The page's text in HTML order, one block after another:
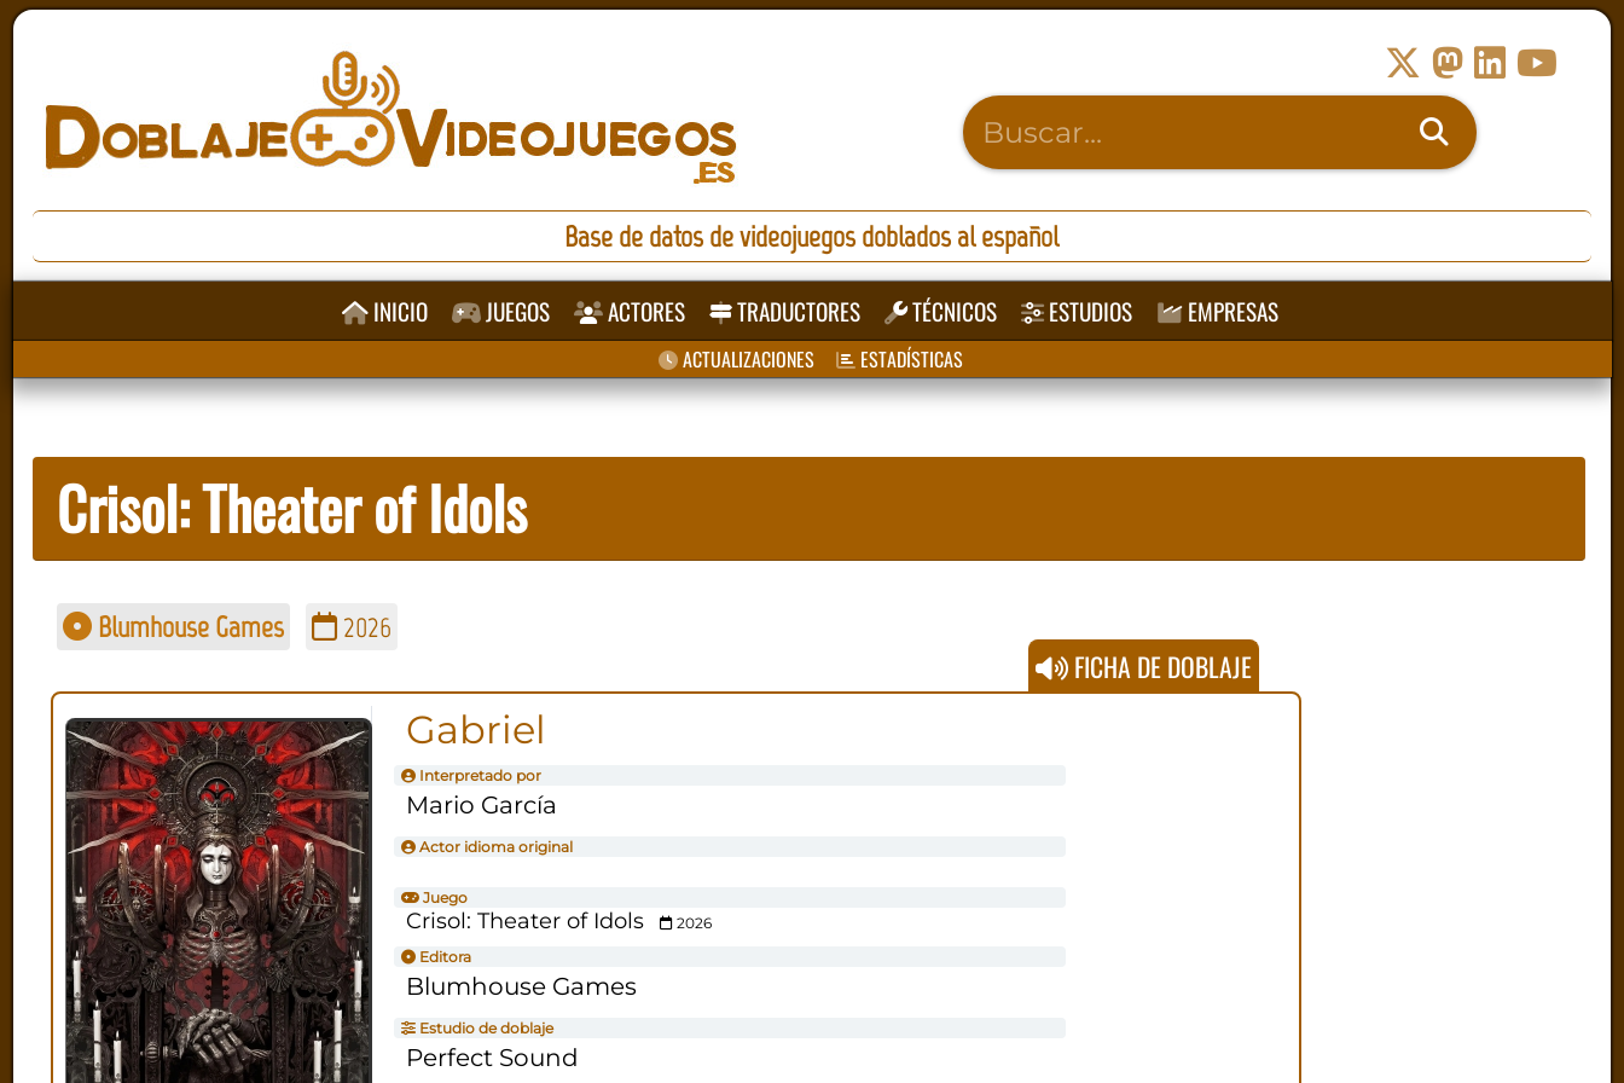
Base de datos de videojuegos doblados al español
INICIO JUEGOS ACTORES TRADUCTORES TÉCNICOS ESTUDIOS EMPRESAS
ACTUALIZACIONES ESTADÍSTICAS
Crisol: Theater of Idols
Blumhouse Games 2026
FICHA DE DOBLAJE
Gabriel
Interpretado por
Mario García
Actor idioma original
Juego
Crisol: Theater of Idols
2026
Editora
Blumhouse Games
Estudio de doblaje
Perfect Sound